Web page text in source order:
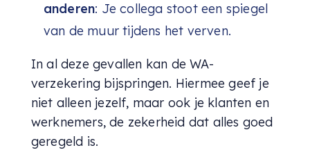
anderen: Je collega stoot een spiegel
van de muur tijdens het verven.
In al deze gevallen kan de WA-
verzekering bijspringen. Hiermee geef je
niet alleen jezelf, maar ook je klanten en
werknemers, de zekerheid dat alles goed
geregeld is.